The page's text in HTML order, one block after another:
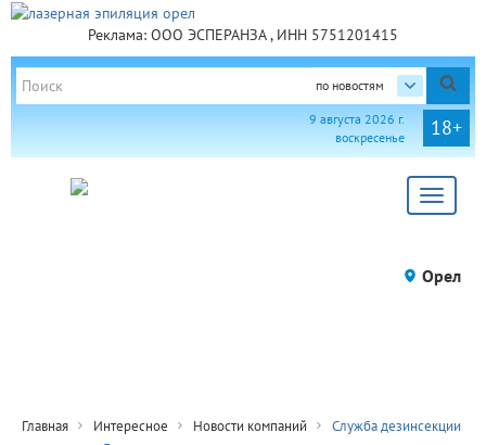
Реклама: ООО ЭСПЕРАНЗА , ИНН 5751201415
по новостям
18+
9 августа 2026 г.
воскресенье
Toggle
Орел
Главная Интересное Новости компаний
Служба дезинсекции